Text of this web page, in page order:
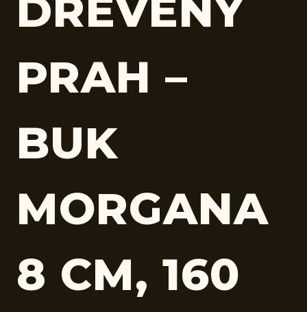
DREVENÝ
PRAH –
BUK
MORGANA
8 CM, 160